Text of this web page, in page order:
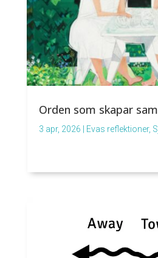
Orden som skapar
3 apr, 2026 Evas reflektioner,